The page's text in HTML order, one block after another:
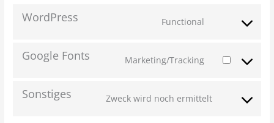
WordPress Functional
Google Fonts Marketing/Tracking
Sonstiges Zweck wird noch ermittelt